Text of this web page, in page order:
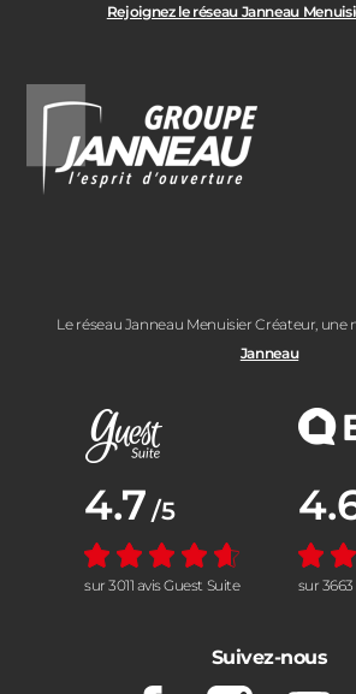
Rejoignez le réseau Janneau
Le réseau Janneau Menuisier Créateur, une
Janneau
Note moyenne :
4.7 /5
sur 3011 avis Guest Suite
Note
sur
Suivez-nous